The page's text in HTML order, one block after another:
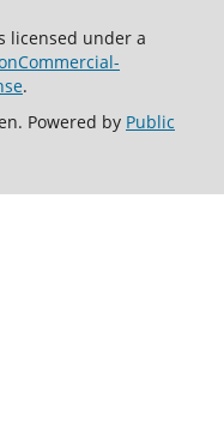
licensed under a
.
Powered by Public